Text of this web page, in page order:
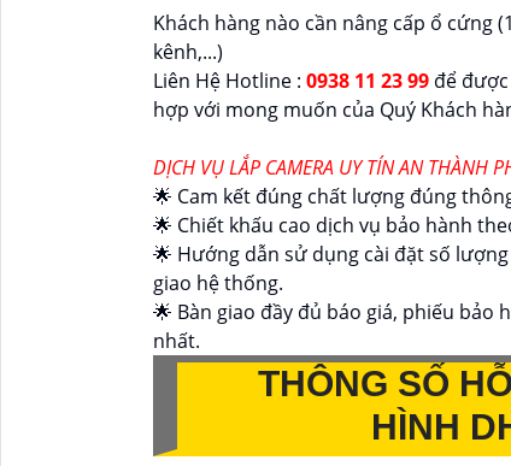
Khách hàng nào cần nâng cấp ổ cứng
kênh,...)
Liên Hệ Hotline : 0938 11 23 99 để
hợp với mong muốn của Quý Khách
DỊCH VỤ LẮP CAMERA UY TÍN AN THÀNH
🌟 Cam kết đúng chất lượng đúng
🌟 Chiết khấu cao dịch vụ bảo hành
🌟 Hướng dẫn sử dụng cài đặt số
giao hệ thống.
🌟 Bàn giao đầy đủ báo giá, phiếu
nhất.
THÔNG SỐ
HÌNH